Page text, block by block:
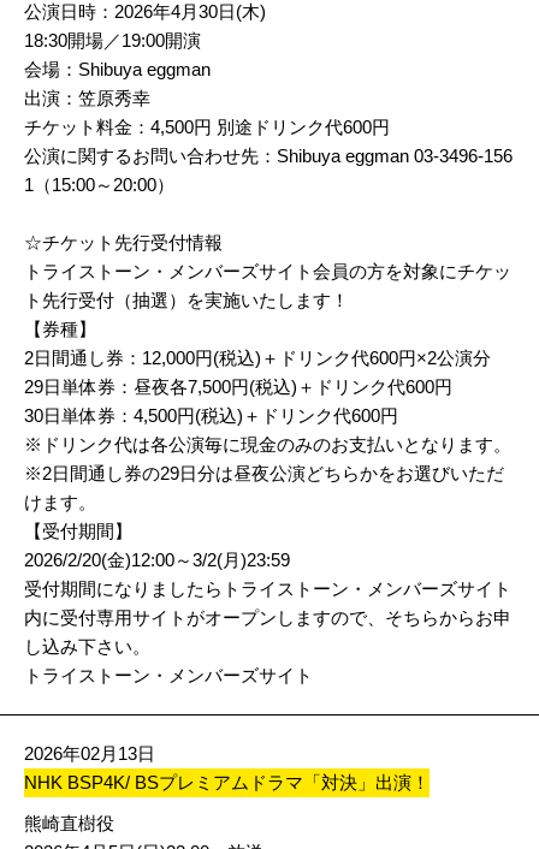
公演日時：2026年4月30日(木)
18:30開場／19:00開演
会場：Shibuya eggman
出演：笠原秀幸
チケット料金：4,500円 別途ドリンク代600円
公演に関するお問い合わせ先：Shibuya eggman 03-3496-156
1（15:00～20:00）
☆チケット先行受付情報
トライストーン・メンバーズサイト会員の方を対象にチケッ
ト先行受付（抽選）を実施いたします！
【券種】
2日間通し券：12,000円(税込)＋ドリンク代600円×2公演分
29日単体券：昼夜各7,500円(税込)＋ドリンク代600円
30日単体券：4,500円(税込)＋ドリンク代600円
※ドリンク代は各公演毎に現金のみのお支払いとなります。
※2日間通し券の29日分は昼夜公演どちらかをお選びいただ
けます。
【受付期間】
2026/2/20(金)12:00～3/2(月)23:59
受付期間になりましたらトライストーン・メンバーズサイト
内に受付専用サイトがオープンしますので、そちらからお申
し込み下さい。
トライストーン・メンバーズサイト
2026年02月13日
NHK BSP4K/ BSプレミアムドラマ「対決」出演！
熊崎直樹役